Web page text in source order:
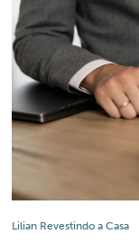
Lilian Revestindo a Casa